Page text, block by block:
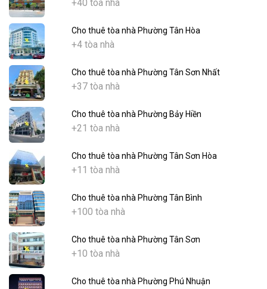
+40 tòa nhà
Cho thuê tòa nhà Phường Tân Hòa
+4 tòa nhà
Cho thuê tòa nhà Phường Tân Sơn Nhất
+37 tòa nhà
Cho thuê tòa nhà Phường Bảy Hiền
+21 tòa nhà
Cho thuê tòa nhà Phường Tân Sơn Hòa
+11 tòa nhà
Cho thuê tòa nhà Phường Tân Bình
+100 tòa nhà
Cho thuê tòa nhà Phường Tân Sơn
+10 tòa nhà
Cho thuê tòa nhà Phường Phú Nhuận